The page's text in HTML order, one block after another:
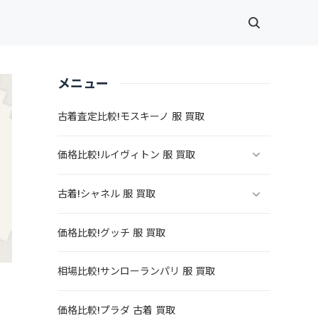
メニュー
古着査定比較!モスキーノ 服 買取
価格比較!ルイヴィトン 服 買取
古着!シャネル 服 買取
価格比較!グッチ 服 買取
相場比較!サンローランパリ 服 買取
価格比較!プラダ 古着 買取